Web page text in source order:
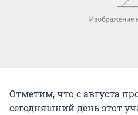
Отметим, что с августа
сегодняшний день этот